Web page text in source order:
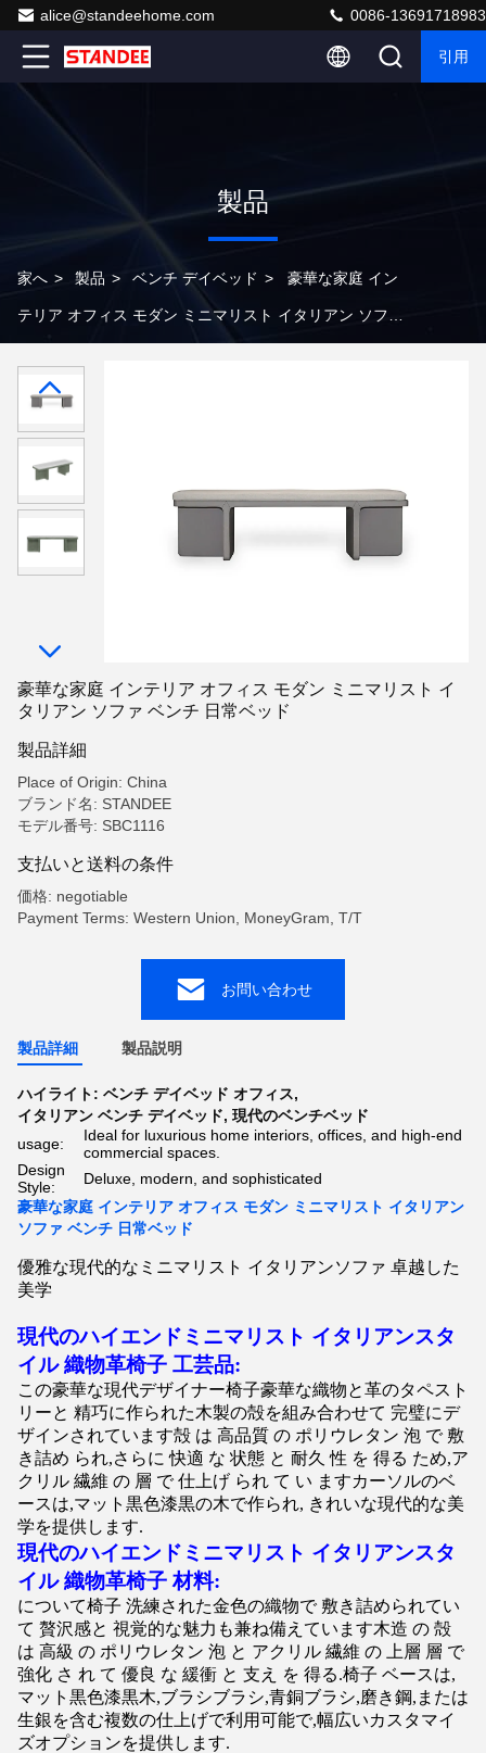
alice@standeehome.com 0086-13691718983
引用
製品
家へ > 製品 > ベンチ デイベッド > 豪華な家庭 イン
テリア オフィス モダン ミニマリスト イタリアン ソファ
豪華な家庭 インテリア オフィス モダン ミニマリスト イ
タリアン ソファ ベンチ 日常ベッド
製品詳細
Place of Origin: China
ブランド名: STANDEE
モデル番号: SBC1116
支払いと送料の条件
価格: negotiable
Payment Terms: Western Union, MoneyGram, T/T
お問い合わせ
製品詳細 製品説明
ハイライト: ベンチ デイベッド オフィス,
イタリアン ベンチ デイベッド, 現代のベンチベッド
usage:
Ideal for luxurious home interiors, offices, and high-end
commercial spaces.
Design
Style:
Deluxe, modern, and sophisticated
豪華な家庭 インテリア オフィス モダン ミニマリスト イタリアン
ソファ ベンチ 日常ベッド
優雅な現代的なミニマリスト イタリアンソファ 卓越した
美学
現代のハイエンドミニマリスト イタリアンスタ
イル 織物革椅子 工芸品:
この豪華な現代デザイナー椅子豪華な織物と革のタペスト
リーと 精巧に作られた木製の殻を組み合わせて 完璧にデ
ザインされています殻 は 高品質 の ポリウレタン 泡 で 敷
き詰め られ,さらに 快適 な 状態 と 耐久 性 を 得る ため,ア
クリル 繊維 の 層 で 仕上げ られ て い ますカーソルのベ
ースは,マット黒色漆黒の木で作られ, きれいな現代的な美
学を提供します.
現代のハイエンドミニマリスト イタリアンスタ
イル 織物革椅子 材料:
について椅子 洗練された金色の織物で 敷き詰められてい
て 贅沢感と 視覚的な魅力も兼ね備えています木造 の 殻
は 高級 の ポリウレタン 泡 と アクリル 繊維 の 上層 層 で
強化 さ れ て 優良 な 緩衝 と 支え を 得る.椅子 ベースは,
マット黒色漆黒木,ブラシブラシ,青銅ブラシ,磨き鋼,または
生銀を含む複数の仕上げで利用可能で,幅広いカスタマイ
ズオプションを提供します.